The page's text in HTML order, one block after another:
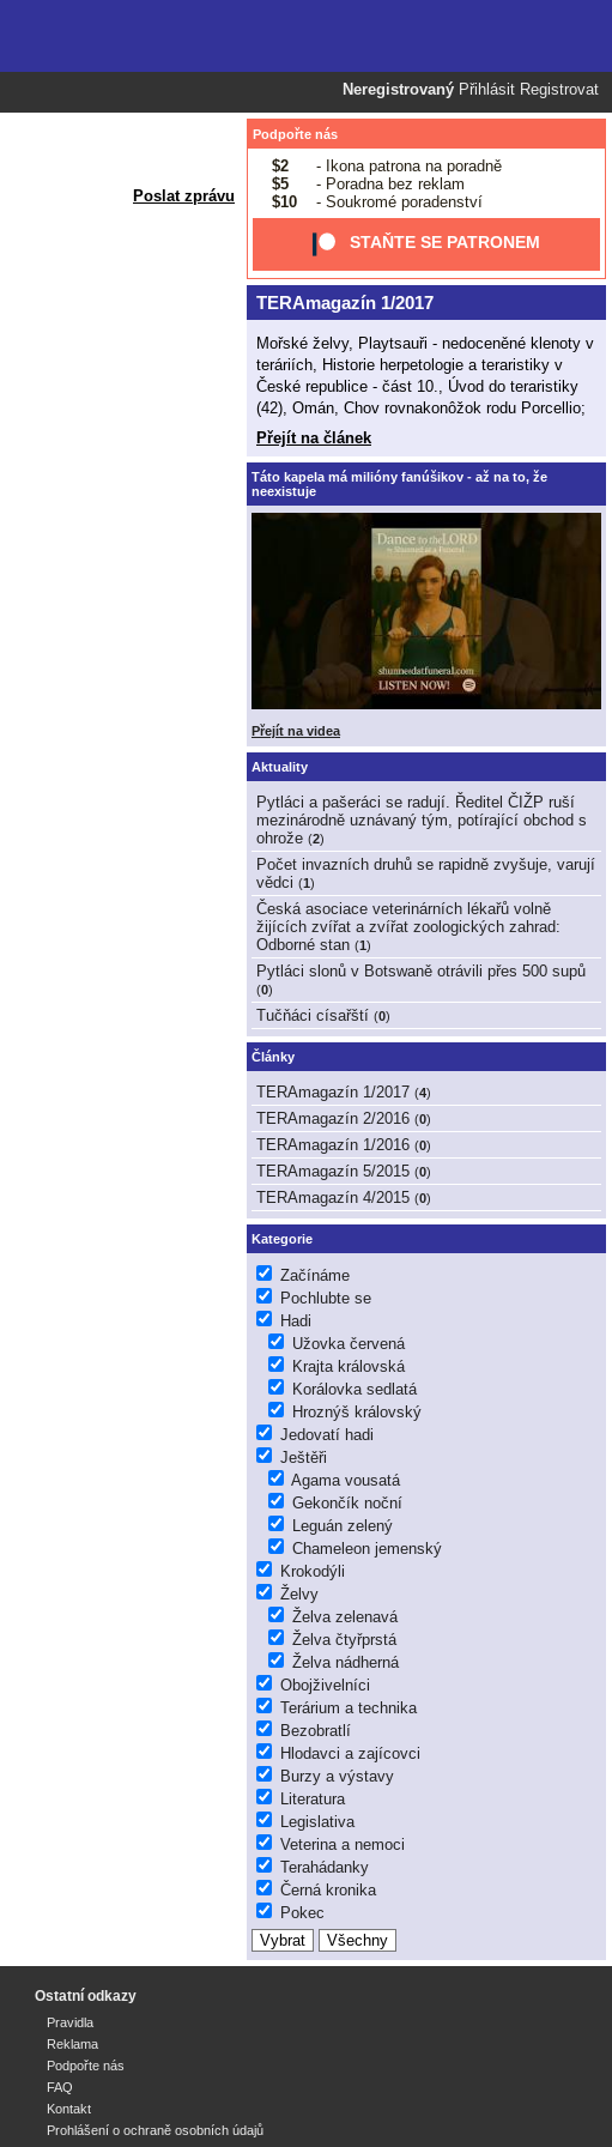
Neregistrovaný Přihlásit Registrovat
Poslat zprávu
Podpořte nás
$2
- Ikona patrona na poradně
$5
- Poradna bez reklam
$10
- Soukromé poradenství
STAŇTE SE PATRONEM
TERAmagazín 1/2017
Mořské želvy, Playtsauři - nedoceněné klenoty v
teráriích, Historie herpetologie a teraristiky v
České republice - část 10., Úvod do teraristiky
(42), Omán, Chov rovnakonôžok rodu Porcellio;
Přejít na článek
Táto kapela má milióny fanúšikov - až na to, že
neexistuje
Přejít na videa
Aktuality
Pytláci a pašeráci se radují. Ředitel ČIŽP ruší
mezinárodně uznávaný tým, potírající obchod s
ohrože (2)
Počet invazních druhů se rapidně zvyšuje, varují
vědci (1)
Česká asociace veterinárních lékařů volně
žijících zvířat a zvířat zoologických zahrad:
Odborné stan (1)
Pytláci slonů v Botswaně otrávili přes 500 supů
(0)
Tučňáci císařští (0)
Články
TERAmagazín 1/2017 (4)
TERAmagazín 2/2016 (0)
TERAmagazín 1/2016 (0)
TERAmagazín 5/2015 (0)
TERAmagazín 4/2015 (0)
Kategorie
Začínáme
Pochlubte se
Hadi
Užovka červená
Krajta královská
Korálovka sedlatá
Hroznýš královský
Jedovatí hadi
Ještěři
Agama vousatá
Gekončík noční
Leguán zelený
Chameleon jemenský
Krokodýli
Želvy
Želva zelenavá
Želva čtyřprstá
Želva nádherná
Obojživelníci
Terárium a technika
Bezobratlí
Hlodavci a zajícovci
Burzy a výstavy
Literatura
Legislativa
Veterina a nemoci
Terahádanky
Černá kronika
Pokec
Ostatní odkazy
Pravidla
Reklama
Podpořte nás
FAQ
Kontakt
Prohlášení o ochraně osobních údajů